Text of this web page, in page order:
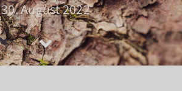
Über mich
Blog
30. August 2022